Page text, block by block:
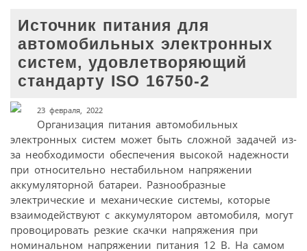
Источник питания для
автомобильных электронных
систем, удовлетворяющий
стандарту ISO 16750-2
23 февраля, 2022
Организация питания автомобильных
электронных систем может быть сложной задачей из-
за необходимости обеспечения высокой надежности
при относительно нестабильном напряжении
аккумуляторной батареи. Разнообразные
электрические и механические системы, которые
взаимодействуют с аккумулятором автомобиля, могут
провоцировать резкие скачки напряжения при
номинальном напряжении питания 12 В. На самом